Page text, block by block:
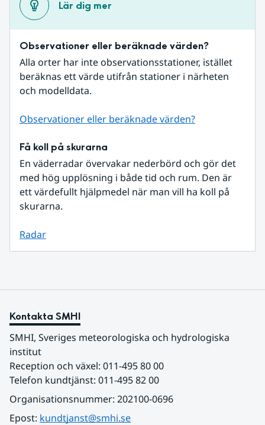
Lär dig mer
Observationer eller beräknade värden?
Alla orter har inte observationsstationer, istället
beräknas ett värde utifrån stationer i närheten
och modelldata.
Observationer eller beräknade värden?
Få koll på skurarna
En väderradar övervakar nederbörd och gör det
med hög upplösning i både tid och rum. Den är
ett värdefullt hjälpmedel när man vill ha koll på
skurarna.
Radar
Kontakta SMHI
SMHI, Sveriges meteorologiska och hydrologiska
institut
Reception och växel: 011-495 80 00
Telefon kundtjänst: 011-495 82 00
Organisationsnummer: 202100-0696
Epost: kundtjanst@smhi.se